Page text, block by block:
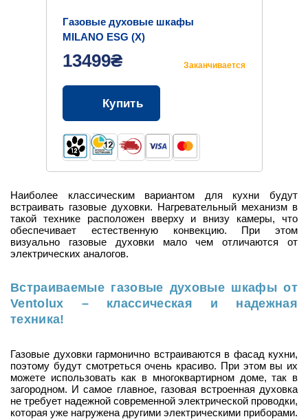
Газовые духовые шкафы
MILANO ESG (X)
13499₴ Заканчивается
Купить
Наиболее классическим вариантом для кухни будут
встраивать газовые духовки. Нагревательный механизм в
такой технике расположен вверху и внизу камеры, что
обеспечивает естественную конвекцию. При этом
визуально газовые духовки мало чем отличаются от
электрических аналогов.
Встраиваемые газовые духовые шкафы от
Ventolux – классическая и надежная
техника!
Газовые духовки гармонично встраиваются в фасад кухни,
поэтому будут смотреться очень красиво. При этом вы их
можете использовать как в многоквартирном доме, так в
загородном. И самое главное, газовая встроенная духовка
не требует надежной современной электрической проводки,
которая уже нагружена другими электрическими приборами.